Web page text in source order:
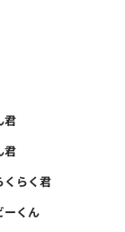
君
君
ーくん
くらく君